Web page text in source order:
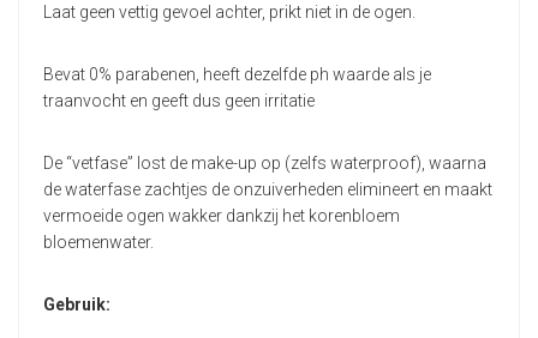
Laat geen vettig gevoel achter, prikt niet in de ogen.
Bevat 0% parabenen, heeft dezelfde ph waarde als je
traanvocht en geeft dus geen irritatie
De “vetfase” lost de make-up op (zelfs waterproof), waarna
de waterfase zachtjes de onzuiverheden elimineert en maakt
vermoeide ogen wakker dankzij het korenbloem
bloemenwater.
Gebruik: